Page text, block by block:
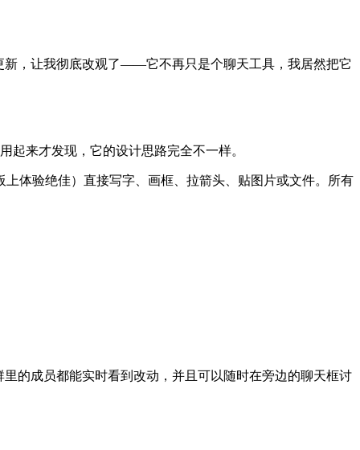
新，让我彻底改观了——它不再只是个聊天工具，我居然把它
来才发现，它的设计思路完全不一样。
体验绝佳）直接写字、画框、拉箭头、贴图片或文件。所有
的成员都能实时看到改动，并且可以随时在旁边的聊天框讨